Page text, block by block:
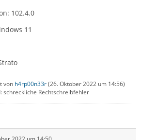
102.4.0
11
von h4rp00n33r(26. Oktober 2022 um 14:56)
schreckliche Rechtschreibfehler